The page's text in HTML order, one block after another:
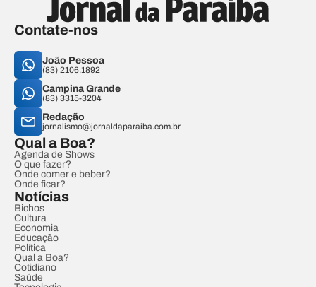
Contate-nos
João Pessoa
(83) 2106.1892
Campina Grande
(83) 3315-3204
Redação
jornalismo@jornaldaparaiba.com.br
Qual a Boa?
Agenda de Shows
O que fazer?
Onde comer e beber?
Onde ficar?
Notícias
Bichos
Cultura
Economia
Educação
Política
Qual a Boa?
Cotidiano
Saúde